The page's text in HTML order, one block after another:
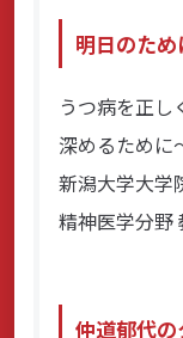
明日のた
うつ病を正し
深めるために
新潟大学大学
精神医学分
仲道郁代の